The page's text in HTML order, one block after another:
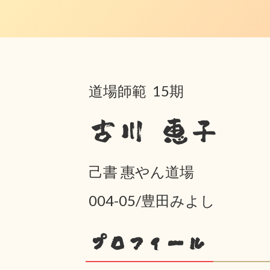
道場師範 15期
古川 恵子
己書 惠やん道場
004-05/豊田みよし
プロフィール